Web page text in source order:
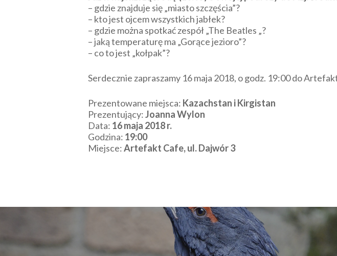
– gdzie znajduje się „miasto szczęścia”?
– kto jest ojcem wszystkich jabłek?
– gdzie można spotkać zespół „The Beatles „?
– jaką temperaturę ma „Gorące jezioro”?
– co to jest „kołpak”?
Serdecznie zapraszamy 16 maja 2018, o godz. 19:00 do
Prezentowane miejsca: Kazachstan i Kirgistan
Prezentujący:Joanna Wylon
Data: 16 maja 2018 r.
Godzina: 19:00
Miejsce:Artefakt Cafe, ul. Dajwór 3